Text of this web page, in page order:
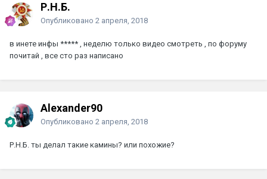
Р.Н.Б.
Опубликовано 2 апреля, 2018
в инете инфы ***** , неделю только видео смотреть , по форуму
почитай , все сто раз написано
Alexander90
Опубликовано 2 апреля, 2018
Р.Н.Б. ты делал такие камины? или похожие?